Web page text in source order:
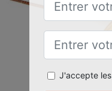
J'accepte les